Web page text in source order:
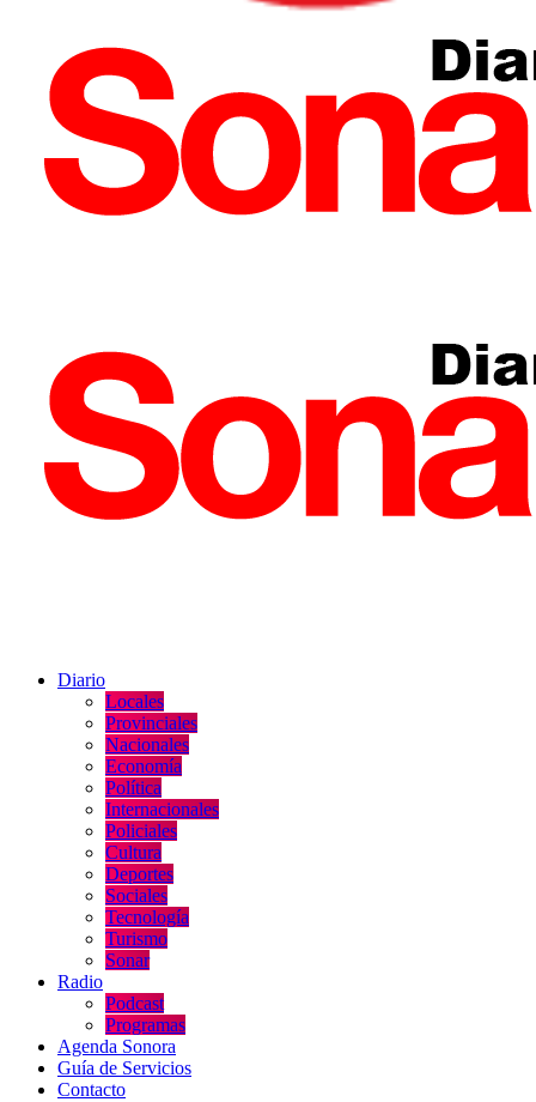
Diario
Locales
Provinciales
Nacionales
Economía
Política
Internacionales
Policiales
Cultura
Deportes
Sociales
Tecnología
Turismo
Sonar
Radio
Podcast
Programas
Agenda Sonora
Guía de Servicios
Contacto